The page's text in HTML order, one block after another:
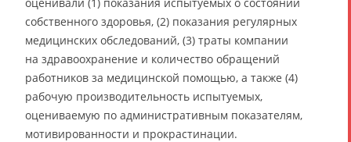
собственного здоровья, (2) показания регулярных
медицинских обследований, (3) траты компании
на здравоохранение и количество обращений
работников за медицинской помощью, а также (4)
рабочую производительность испытуемых,
оцениваемую по административным показателям,
мотивированности и прокрастинации.